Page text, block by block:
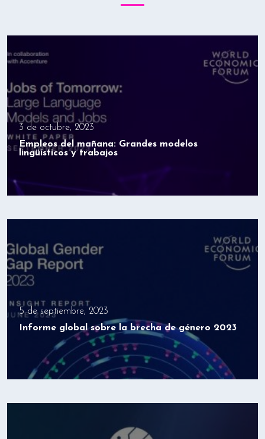
3 de octubre, 2023
Empleos del mañana: Grandes modelos
lingüísticos y trabajos
5 de septiembre, 2023
Informe global sobre la brecha de género 2023